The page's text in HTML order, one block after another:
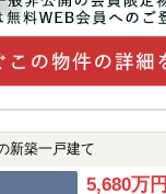
新築一戸建て
5,680万円